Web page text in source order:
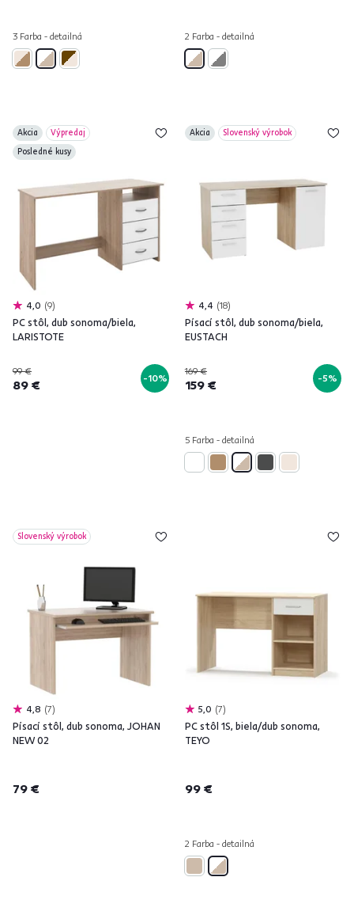
3 Farba - detailná 2 Farba - detailná
Akcia
Výpredaj
Posledné kusy
4,0 9
PC stôl, dub sonoma/biela,
LARISTOTE
99 €
89 € -10%
Akcia Slovenský výrobok
4,4 18
Písací stôl, dub sonoma/biela,
EUSTACH
169 €
159 € -5%
5 Farba - detailná
Slovenský výrobok
4,8 7
Písací stôl, dub sonoma, JOHAN
NEW 02
79 €
5,0 7
PC stôl 1S, biela/dub sonoma,
TEYO
99 €
2 Farba - detailná